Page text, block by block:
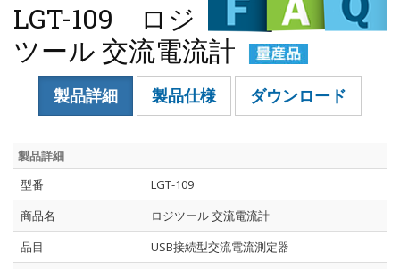
LGT-109 ロジ
ツール 交流電流計
製品詳細 製品仕様 ダウンロード
製品詳細
型番
LGT-109
商品名
ロジツール 交流電流計
品目
USB接続型交流電流測定器